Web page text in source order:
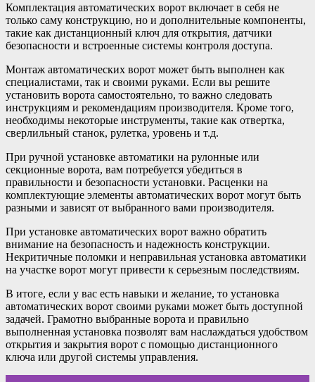
Комплектация автоматических ворот включает в себя не
только саму конструкцию, но и дополнительные компоненты,
такие как дистанционный ключ для открытия, датчики
безопасности и встроенные системы контроля доступа.
Монтаж автоматических ворот может быть выполнен как
специалистами, так и своими руками. Если вы решите
установить ворота самостоятельно, то важно следовать
инструкциям и рекомендациям производителя. Кроме того,
необходимы некоторые инструменты, такие как отвертка,
сверлильный станок, рулетка, уровень и т.д.
При ручной установке автоматики на рулонные или
секционные ворота, вам потребуется убедиться в
правильности и безопасности установки. Расценки на
комплектующие элементы автоматических ворот могут быть
разными и зависят от выбранного вами производителя.
При установке автоматических ворот важно обратить
внимание на безопасность и надежность конструкции.
Некритичные поломки и неправильная установка автоматики
на участке ворот могут привести к серьезным последствиям.
В итоге, если у вас есть навыки и желание, то установка
автоматических ворот своими руками может быть доступной
задачей. Грамотно выбранные ворота и правильно
выполненная установка позволят вам наслаждаться удобством
открытия и закрытия ворот с помощью дистанционного
ключа или другой системы управления.